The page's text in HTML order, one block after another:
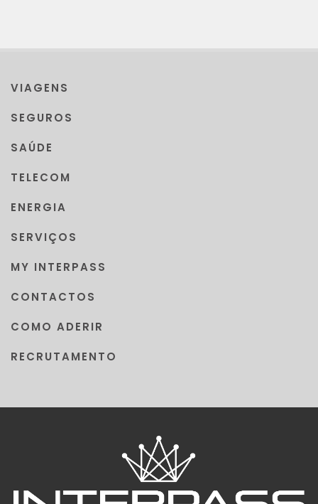
VIAGENS
SEGUROS
SAÚDE
TELECOM
ENERGIA
SERVIÇOS
MY INTERPASS
CONTACTOS
COMO ADERIR
RECRUTAMENTO